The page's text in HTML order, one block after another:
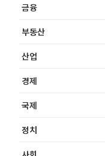
금융
부동산
산업
경제
국제
정치